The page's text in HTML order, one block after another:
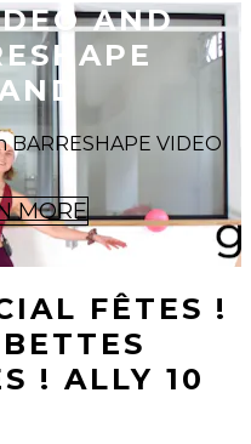
AND
VIDEO
MORE
FÊTES !
! ALLY 10